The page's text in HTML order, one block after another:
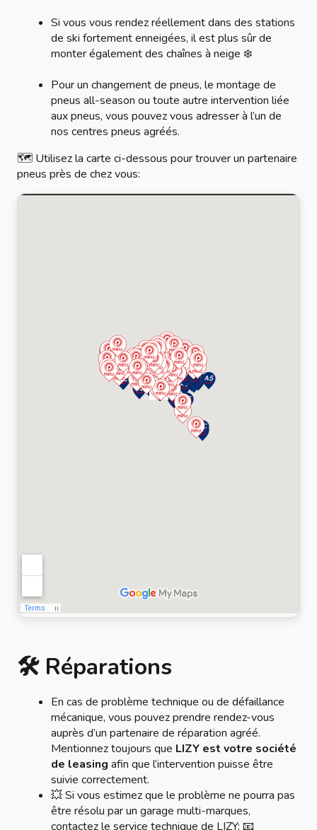
Si vous vous rendez réellement dans des stations
de ski fortement enneigées, il est plus sûr de
monter également des chaînes à neige ❄️
Pour un changement de pneus, le montage de
pneus all-season ou toute autre intervention liée
aux pneus, vous pouvez vous adresser à l’un de
nos centres pneus agréés.
🗺️ Utilisez la carte ci-dessous pour trouver un partenaire
pneus près de chez vous:
🛠️ Réparations
En cas de problème technique ou de défaillance
mécanique, vous pouvez prendre rendez-vous
auprès d’un partenaire de réparation agréé.
Mentionnez toujours que LIZY est votre société
de leasing afin que l’intervention puisse être
suivie correctement.
💥 Si vous estimez que le problème ne pourra pas
être résolu par un garage multi-marques,
contactez le service technique de LIZY: 📧